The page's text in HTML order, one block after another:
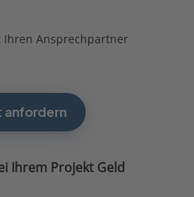
Ihren Ansprechpartner
anfordern
Ihrem Projekt Geld